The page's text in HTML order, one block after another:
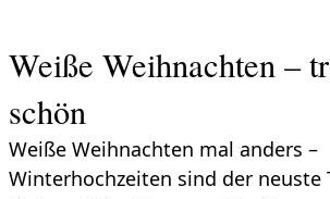
Weiße Weihnachten –
schön
Weiße Weihnachten mal anders –
Winterhochzeiten sind der neuste